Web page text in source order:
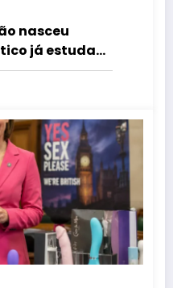
nasceu
já estuda
de uma